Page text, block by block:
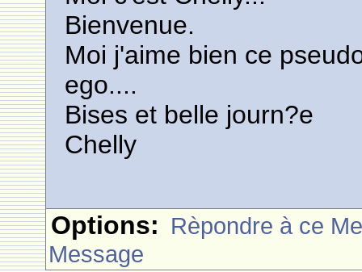
Bienvenue.
Moi j'aime bien ce
ego....
Bises et belle journ?e
Chelly
Options: Rèpondre à ce
Message